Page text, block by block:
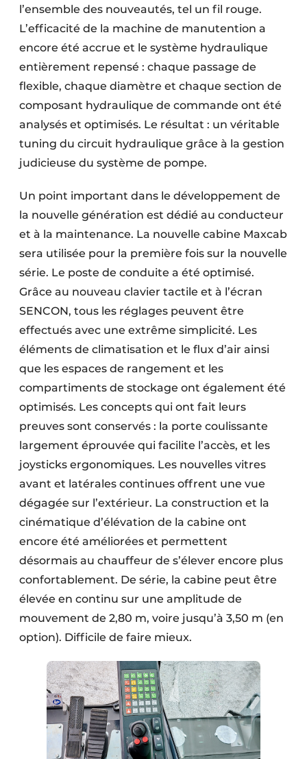
l’ensemble des nouveautés, tel un fil rouge.
L’efficacité de la machine de manutention a
encore été accrue et le système hydraulique
entièrement repensé : chaque passage de
flexible, chaque diamètre et chaque section de
composant hydraulique de commande ont été
analysés et optimisés. Le résultat : un véritable
tuning du circuit hydraulique grâce à la gestion
judicieuse du système de pompe.
Un point important dans le développement de
la nouvelle génération est dédié au conducteur
et à la maintenance. La nouvelle cabine Maxcab
sera utilisée pour la première fois sur la nouvelle
série. Le poste de conduite a été optimisé.
Grâce au nouveau clavier tactile et à l’écran
SENCON, tous les réglages peuvent être
effectués avec une extrême simplicité. Les
éléments de climatisation et le flux d’air ainsi
que les espaces de rangement et les
compartiments de stockage ont également été
optimisés. Les concepts qui ont fait leurs
preuves sont conservés : la porte coulissante
largement éprouvée qui facilite l’accès, et les
joysticks ergonomiques. Les nouvelles vitres
avant et latérales continues offrent une vue
dégagée sur l’extérieur. La construction et la
cinématique d’élévation de la cabine ont
encore été améliorées et permettent
désormais au chauffeur de s’élever encore plus
confortablement. De série, la cabine peut être
élevée en continu sur une amplitude de
mouvement de 2,80 m, voire jusqu’à 3,50 m (en
option). Difficile de faire mieux.